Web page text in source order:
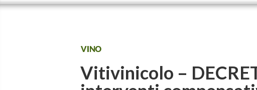
VINO
Vitivinicolo –